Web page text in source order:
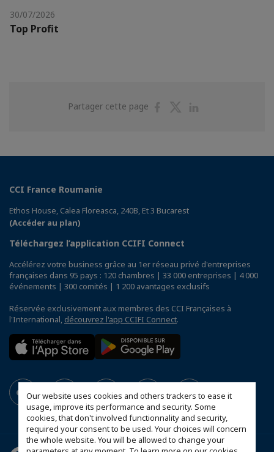
Our website uses cookies and others trackers to ease it
usage, improve its performance and security. Some
cookies, that don't involved functionnality and security,
required your consent to be used. Your choices will concern
the whole website. You will be allowed to change your
30/07/2026
Top Profit
Partager cette page
PartagerPartager
CCI France Roumanie
Ethos House, Calea Floreasca, 240B, Et 3 Bucarest
(Accéder au plan)
Téléchargez l’application CCIFI Connect
Accélérez votre business grâce au 1er réseau privé d'entreprises
françaises dans 95 pays : 120 chambres | 33 000 entreprises | 4 000
événements | 300 comités | 1 200 avantages exclusifs
Réservée exclusivement aux membres des CCI Françaises à
l'International, découvrez l'app CCIFI Connect.